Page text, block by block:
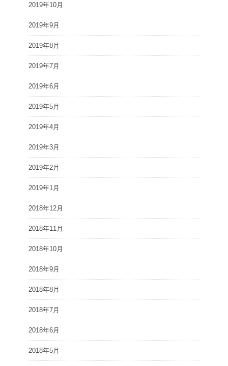
2019年10月
2019年9月
2019年8月
2019年7月
2019年6月
2019年5月
2019年4月
2019年3月
2019年2月
2019年1月
2018年12月
2018年11月
2018年10月
2018年9月
2018年8月
2018年7月
2018年6月
2018年5月